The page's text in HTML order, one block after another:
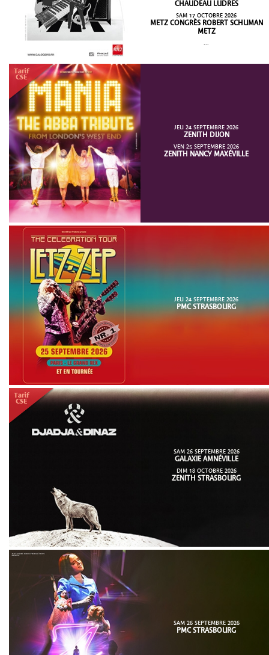
CHAUDEAU LUDRES
SAM 17 OCTOBRE 2026
METZ CONGRÈS ROBERT SCHUMAN
METZ
JEU 24 SEPTEMBRE 2026
ZENITH DIJON
VEN 25 SEPTEMBRE 2026
ZENITH NANCY MAXÉVILLE
JEU 24 SEPTEMBRE 2026
PMC STRASBOURG
SAM 26 SEPTEMBRE 2026
GALAXIE AMNÉVILLE
DIM 18 OCTOBRE 2026
ZENITH STRASBOURG
SAM 26 SEPTEMBRE 2026
PMC STRASBOURG